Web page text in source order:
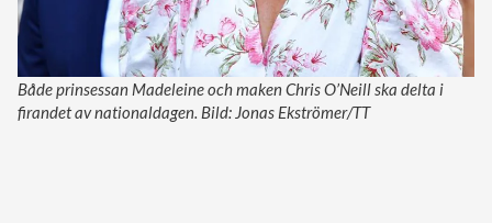
Både prinsessan Madeleine och maken Chris O’Neill ska delta i
firandet av nationaldagen. Bild: Jonas Ekströmer/TT